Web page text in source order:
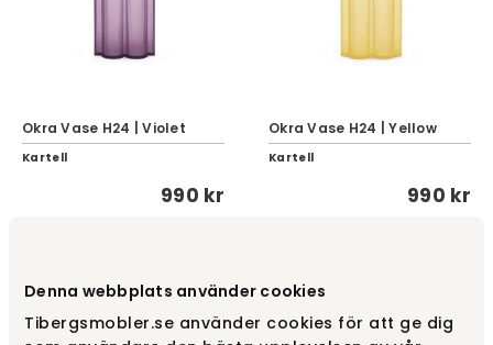
Denna webbplats använder cookies
Tibergsmobler.se använder cookies för att ge dig
Okra Vase H24 | Violet
Kartell
990 kr
Okra Vase H24 | Yellow
Kartell
990 kr